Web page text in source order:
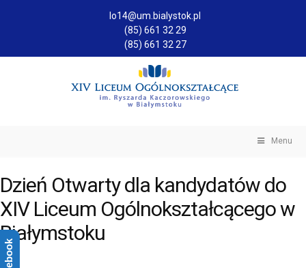
lo14@um.bialystok.pl
(85) 661 32 29
(85) 661 32 27
Menu
Dzień Otwarty dla kandydatów do
XIV Liceum Ogólnokształcącego w
Białymstoku